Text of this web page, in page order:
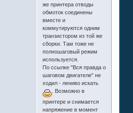
же принтера отводы
обмоток соединены
вместе и
коммутируются одним
транзистором из той же
сборки. Там тоже не
полношаговый режим
используется.
По ссылке "Вся правда о
шаговом двигателе" не
ходил - лениво искать
. Возможно в
принтере и снимается
напряжение в момент